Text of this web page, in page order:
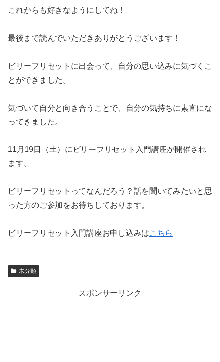
これからも好きなようにしてね！
最後まで読んでいただきありがとうございます！
ビリーフリセットに出会って、自分の思い込みに気づくこ
とができました。
気づいて自分と向き合うことで、自分の気持ちに素直にな
ってきました。
11月19日（土）にビリーフリセット入門講座が開催され
ます。
ビリーフリセットってなんだろう？話を聞いてみたいと思
った方のご参加をお待ちしております。
ビリーフリセット入門講座お申し込みはこちら
未分類
スポンサーリンク